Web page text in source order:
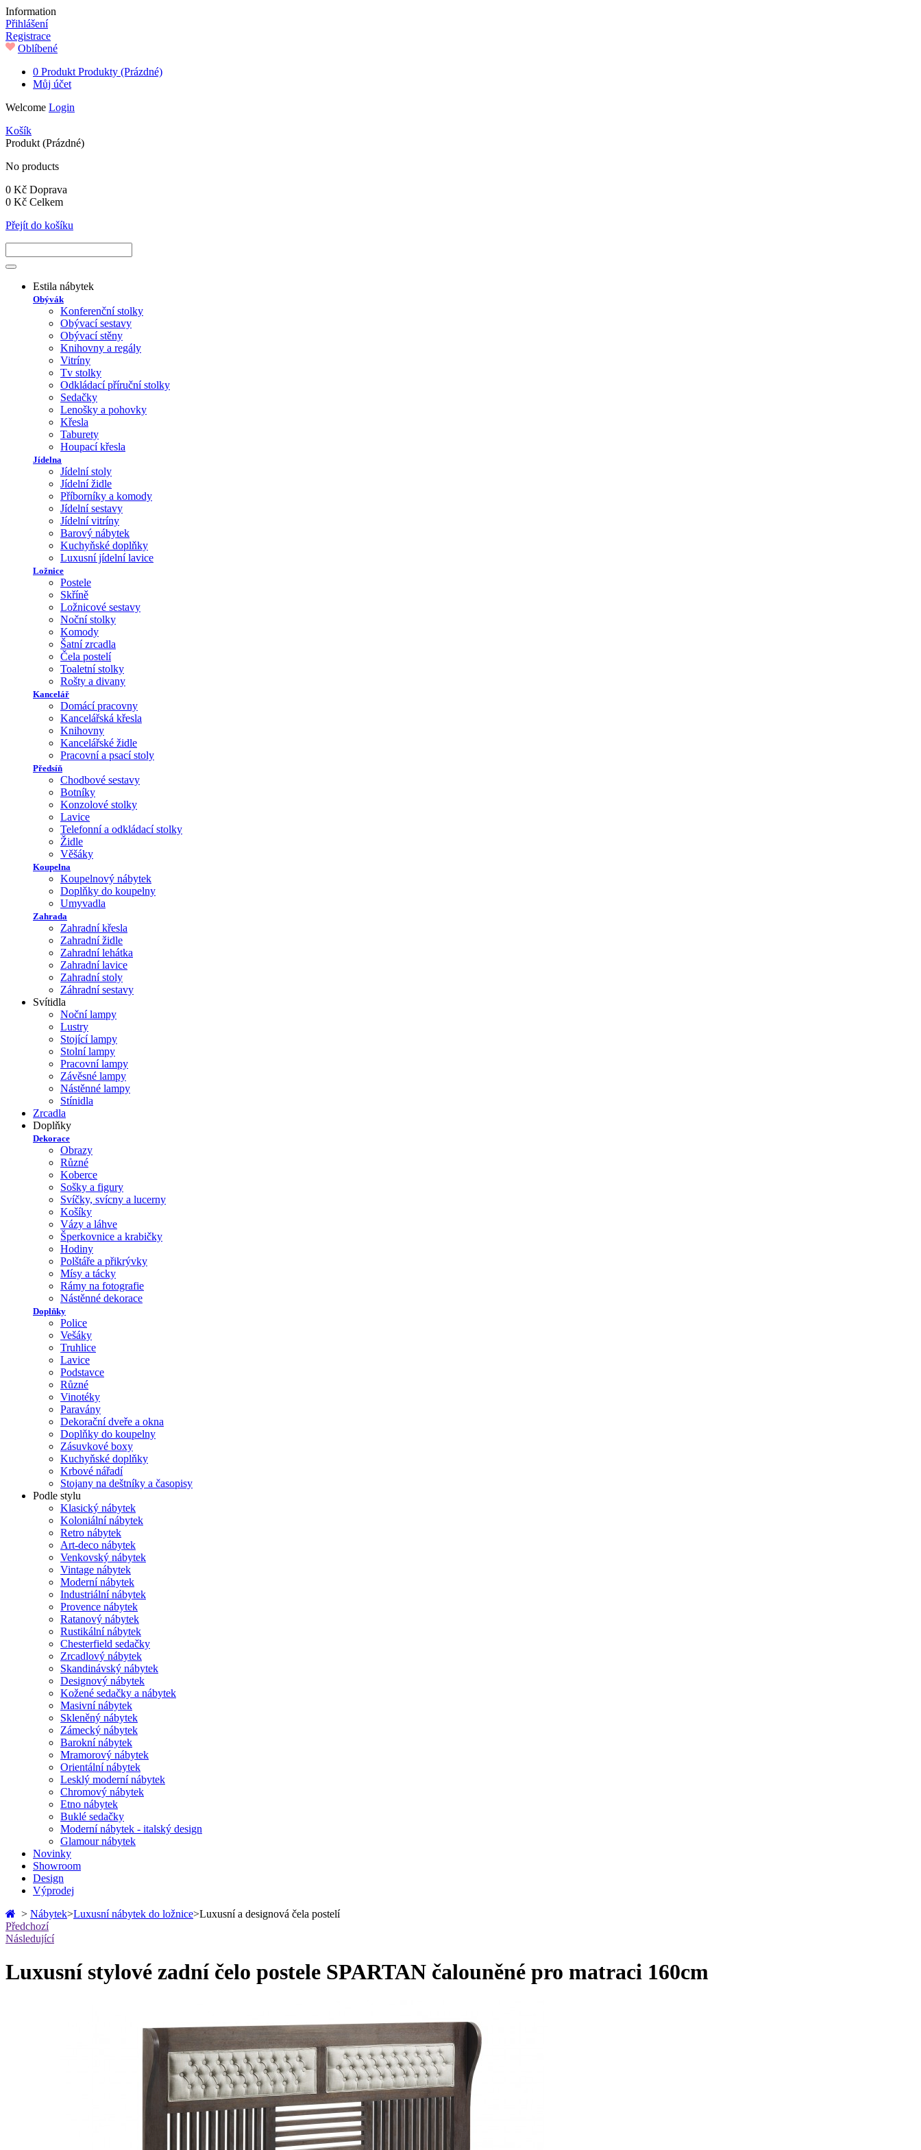
Information
Přihlášení
Registrace
Oblíbené
0 Produkt Produkty (Prázdné)
Můj účet
Welcome Login
Košík
Produkt (Prázdné)
No products
0 Kč Doprava
0 Kč Celkem
Přejít do košíku
Estila nábytek
Obývák
Konferenční stolky
Obývací sestavy
Obývací stěny
Knihovny a regály
Vitríny
Tv stolky
Odkládací příruční stolky
Sedačky
Lenošky a pohovky
Křesla
Taburety
Houpací křesla
Jídelna
Jídelní stoly
Jídelní židle
Příborníky a komody
Jídelní sestavy
Jídelní vitríny
Barový nábytek
Kuchyňské doplňky
Luxusní jídelní lavice
Ložnice
Postele
Skříně
Ložnicové sestavy
Noční stolky
Komody
Šatní zrcadla
Čela postelí
Toaletní stolky
Rošty a divany
Kancelář
Domácí pracovny
Kancelářská křesla
Knihovny
Kancelářské židle
Pracovní a psací stoly
Předsíň
Chodbové sestavy
Botníky
Konzolové stolky
Lavice
Telefonní a odkládací stolky
Židle
Věšáky
Koupelna
Koupelnový nábytek
Doplňky do koupelny
Umyvadla
Zahrada
Zahradní křesla
Zahradní židle
Zahradní lehátka
Zahradní lavice
Zahradní stoly
Záhradní sestavy
Svítidla
Noční lampy
Lustry
Stojící lampy
Stolní lampy
Pracovní lampy
Závěsné lampy
Nástěnné lampy
Stínidla
Zrcadla
Doplňky
Dekorace
Obrazy
Různé
Koberce
Sošky a figury
Svíčky, svícny a lucerny
Košíky
Vázy a láhve
Šperkovnice a krabičky
Hodiny
Polštáře a přikrývky
Mísy a tácky
Rámy na fotografie
Nástěnné dekorace
Doplňky
Police
Vešáky
Truhlice
Lavice
Podstavce
Různé
Vinotéky
Paravány
Dekorační dveře a okna
Doplňky do koupelny
Zásuvkové boxy
Kuchyňské doplňky
Krbové nářadí
Stojany na deštníky a časopisy
Podle stylu
Klasický nábytek
Koloniální nábytek
Retro nábytek
Art-deco nábytek
Venkovský nábytek
Vintage nábytek
Moderní nábytek
Industriální nábytek
Provence nábytek
Ratanový nábytek
Rustikální nábytek
Chesterfield sedačky
Zrcadlový nábytek
Skandinávský nábytek
Designový nábytek
Kožené sedačky a nábytek
Masivní nábytek
Skleněný nábytek
Zámecký nábytek
Barokní nábytek
Mramorový nábytek
Orientální nábytek
Lesklý moderní nábytek
Chromový nábytek
Etno nábytek
Buklé sedačky
Moderní nábytek - italský design
Glamour nábytek
Novinky
Showroom
Design
Výprodej
> Nábytek>Luxusní nábytek do ložnice>Luxusní a designová čela postelí
Předchozí
Následující
Luxusní stylové zadní čelo postele SPARTAN čalouněné pro matraci 160cm